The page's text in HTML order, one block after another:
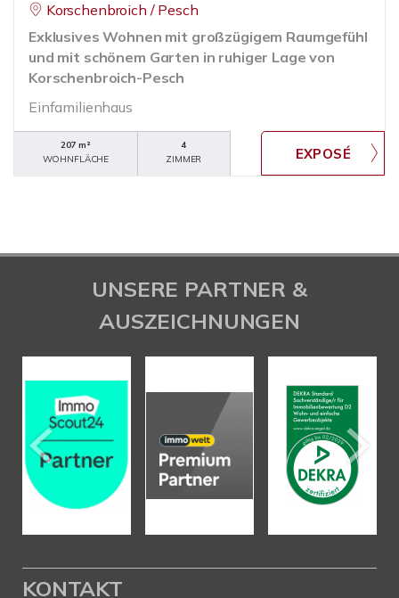
Korschenbroich / Pesch
Exklusives Wohnen mit großzügigem Raumgefühl
und mit schönem Garten in ruhiger Lage von
Korschenbroich-Pesch
Einfamilienhaus
207 m²
WOHNFLÄCHE
4
ZIMMER
UNSERE PARTNER &
AUSZEICHNUNGEN
KONTAKT